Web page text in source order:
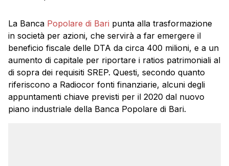
La Banca Popolare di Bari punta alla trasformazione
in società per azioni, che servirà a far emergere il
beneficio fiscale delle DTA da circa 400 milioni, e a un
aumento di capitale per riportare i ratios patrimoniali al
di sopra dei requisiti SREP. Questi, secondo quanto
riferiscono a Radiocor fonti finanziarie, alcuni degli
appuntamenti chiave previsti per il 2020 dal nuovo
piano industriale della Banca Popolare di Bari.